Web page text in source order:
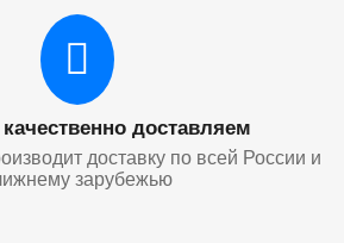
доставляем
доставку по всей России и
зарубежью